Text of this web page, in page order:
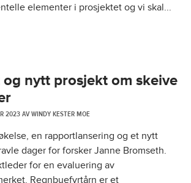
elementer i prosjektet og vi skal...
nytt prosjekt om skeive
2023AVWINDY KESTER MOE
en rapportlansering og et nytt
dager for forsker Janne Bromseth.
for en evaluering av
Regnbuefyrtårn er et